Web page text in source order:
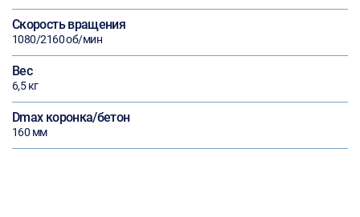
Скорость вращения
1080/2160 об/мин
Вес
6,5 кг
Dmax коронка/бетон
160 мм